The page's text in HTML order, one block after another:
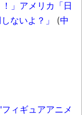
」アメリカ「日
ないよ？」
(中
ィギュアアニメ